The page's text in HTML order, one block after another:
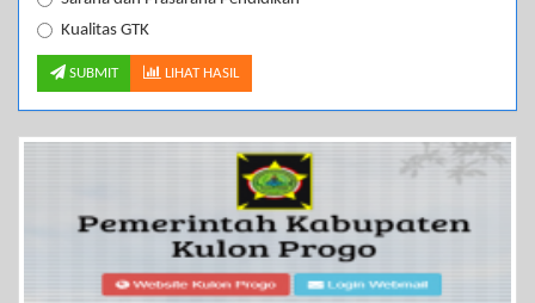
Kualitas GTK
SUBMIT LIHAT HASIL